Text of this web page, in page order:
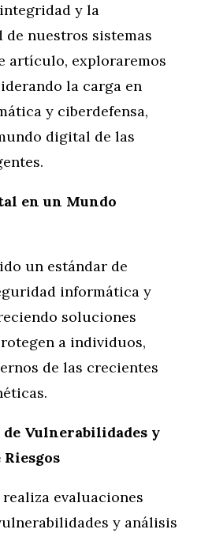
y la
nuestros sistemas
artículo, exploraremos
la carga en
y ciberdefensa,
digital de las
en un Mundo
un estándar de
informática y
soluciones
a individuos,
de las crecientes
Vulnerabilidades y
evaluaciones
y análisis